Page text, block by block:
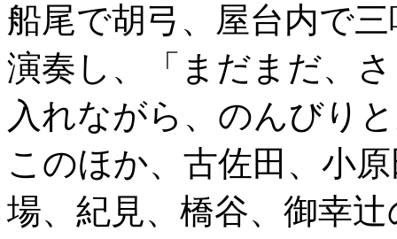
船尾で胡弓、屋台内で
演奏し、「まだまだ、
入れながら、のんびり
このほか、古佐田、小
場、紀見、橋谷、御幸